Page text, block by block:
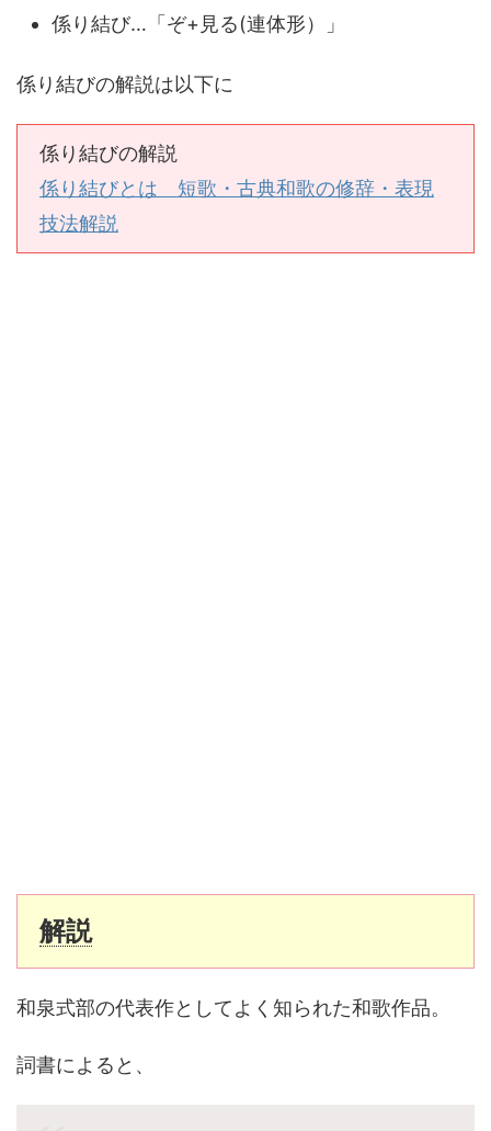
係り結び…「ぞ+見る(連体形）」
係り結びの解説は以下に
係り結びの解説
係り結びとは 短歌・古典和歌の修辞・表現
技法解説
解説
和泉式部の代表作としてよく知られた和歌作品。
詞書によると、